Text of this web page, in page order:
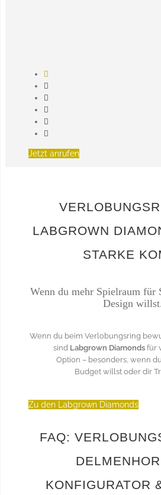
Jetzt anrufen
LABGROWN
STARKE
Wenn du mehr Spielraum für
Design willst.
Wenn du beim Verlobungsring
sind Labgrown Diamondsfür
Option – besonders, wenn
Budget willst oder dir
Zu den Labgrown Diamonds
FAQ:
KONFIGURATOR